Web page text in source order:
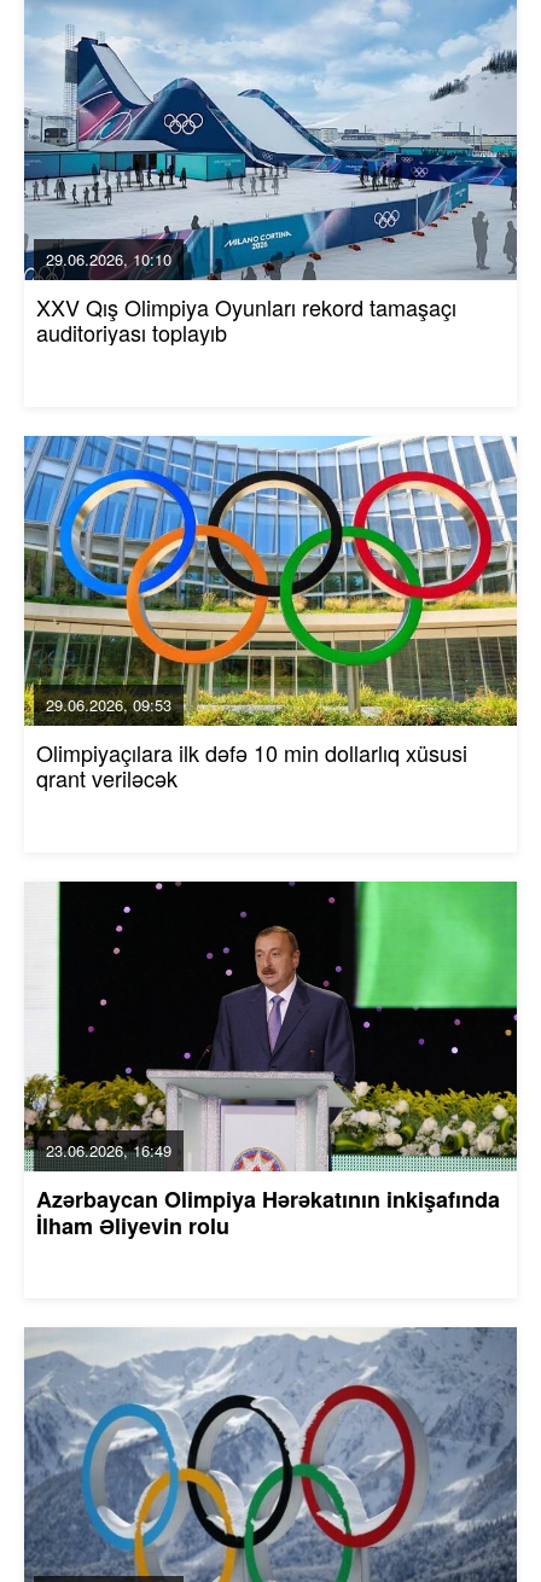
29.06.2026, 10:10
XXV Qış Olimpiya Oyunları rekord tamaşaçı
auditoriyası toplayıb
29.06.2026, 09:53
Olimpiyaçılara ilk dəfə 10 min dollarlıq xüsusi
qrant veriləcək
23.06.2026, 16:49
Azərbaycan Olimpiya Hərəkatının inkişafında
İlham Əliyevin rolu